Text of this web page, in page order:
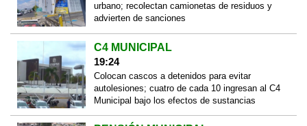
urbano; recolectan camionetas de residuos y
advierten de sanciones
C4 MUNICIPAL
19:24
Colocan cascos a detenidos para evitar
autolesiones; cuatro de cada 10 ingresan al C4
Municipal bajo los efectos de sustancias